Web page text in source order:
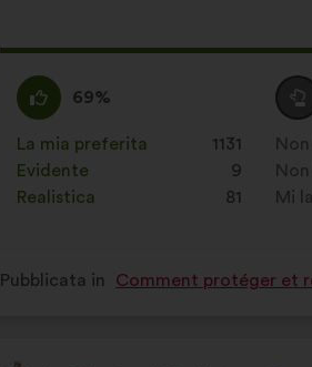
Sono
d'accordo
:
69%
Questa
proposta
è
stata
qualificata
La mia preferita 1131
volte
Evidente
: 9
volte
Realistica
: 81
volte
:è
:volte
:volte
Mi
:
Pubblicata in Comment protéger et